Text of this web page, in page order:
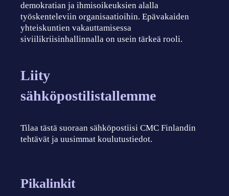
demokratian ja ihmisoikeuksien alalla
työskenteleviin organisaatioihin. Epävakaiden
yhteiskuntien vakauttamisessa
siviilikriisinhallinnalla on usein tärkeä rooli.
Liity
sähköpostilistallemme
Tilaa tästä suoraan sähköpostiisi CMC Finlandin
tehtävät ja uusimmat koulutustiedot.
Pikalinkit